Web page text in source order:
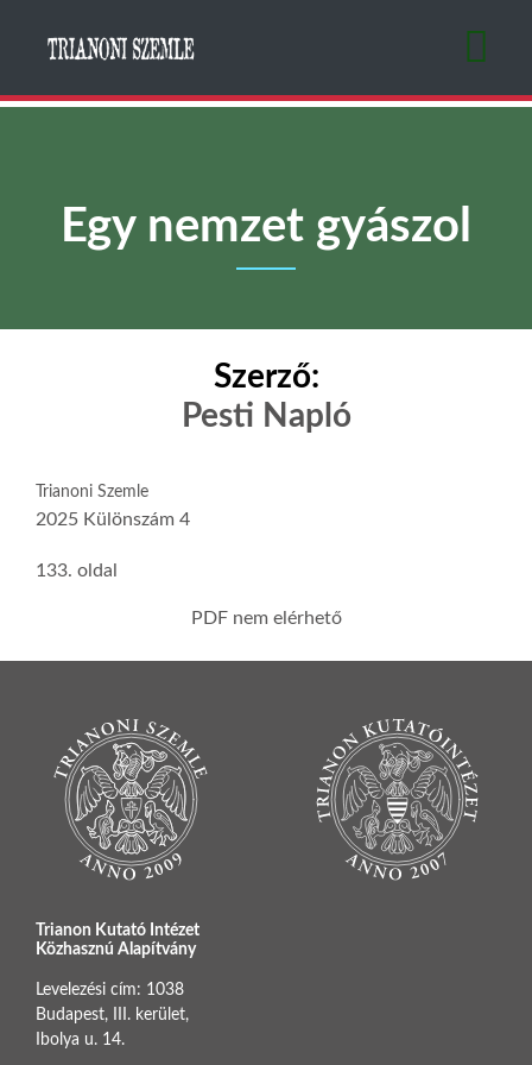
Egy nemzet gyászol
Szerző:
Pesti Napló
Trianoni Szemle
2025 Különszám 4
133. oldal
PDF nem elérhető
Trianon Kutató Intézet
Közhasznú Alapítvány
Levelezési cím: 1038
Budapest, III. kerület,
Ibolya u. 14.